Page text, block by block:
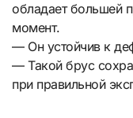
обладает большей
момент.
— Он устойчив к
— Такой брус
при правильной